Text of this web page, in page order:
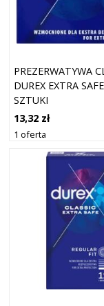
PREZERWATYWA
DUREX EXTRA
SZTUKI
13,32 zł
1 oferta